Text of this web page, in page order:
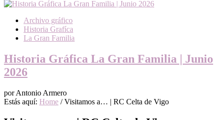
Archivo gráfico
Historia Grafíca
La Gran Familia
Historia Gráfica La Gran Familia | Junio
2026
por Antonio Armero
Estás aquí: Home /Visitamos a… | RC Celta de Vigo